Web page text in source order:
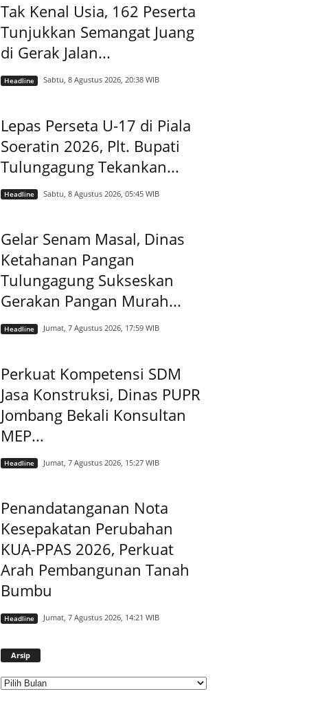
Tak Kenal Usia, 162 Peserta
Tunjukkan Semangat Juang
di Gerak Jalan...
Headline Sabtu, 8 Agustus 2026, 20:38 WIB
Lepas Perseta U-17 di Piala
Soeratin 2026, Plt. Bupati
Tulungagung Tekankan...
Headline Sabtu, 8 Agustus 2026, 05:45 WIB
Gelar Senam Masal, Dinas
Ketahanan Pangan
Tulungagung Sukseskan
Gerakan Pangan Murah...
Headline Jumat, 7 Agustus 2026, 17:59 WIB
Perkuat Kompetensi SDM
Jasa Konstruksi, Dinas PUPR
Jombang Bekali Konsultan
MEP...
Headline Jumat, 7 Agustus 2026, 15:27 WIB
Penandatanganan Nota
Kesepakatan Perubahan
KUA-PPAS 2026, Perkuat
Arah Pembangunan Tanah
Bumbu
Headline Jumat, 7 Agustus 2026, 14:21 WIB
Arsip